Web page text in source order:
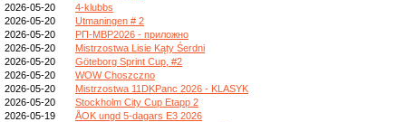
2026-05-20
4-klubbs
2026-05-20
Utmaningen # 2
2026-05-20
РП-МВР2026 - приложно
2026-05-20
Mistrzostwa Lisie Kąty Śerdni
2026-05-20
Göteborg Sprint Cup, #2
2026-05-20
WOW Choszczno
2026-05-20
Mistrzostwa 11DKPanc 2026 - KLASYK
2026-05-20
Stockholm City Cup Etapp 2
2026-05-19
ÅOK ungd 5-dagars E3 2026